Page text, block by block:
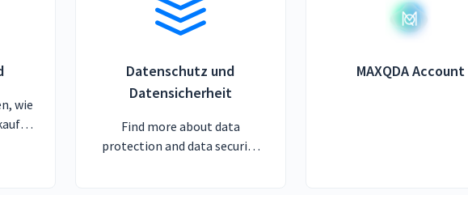
wie
Datenschutz und
Datensicherheit
Find more about data
protection and data security
MAXQDA Account